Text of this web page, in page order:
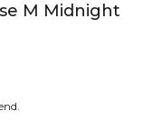
M Midnight